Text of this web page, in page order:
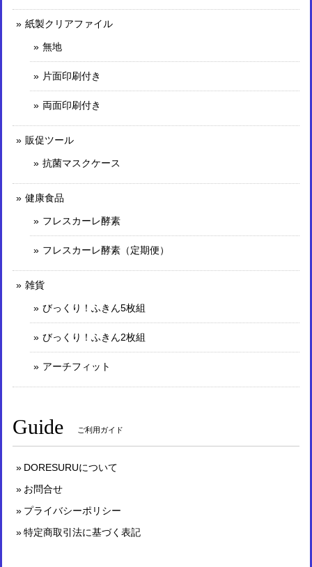
紙製クリアファイル
無地
片面印刷付き
両面印刷付き
販促ツール
抗菌マスクケース
健康食品
フレスカーレ酵素
フレスカーレ酵素（定期便）
雑貨
びっくり！ふきん5枚組
びっくり！ふきん2枚組
アーチフィット
Guide ご利用ガイド
DORESURUについて
お問合せ
プライバシーポリシー
特定商取引法に基づく表記